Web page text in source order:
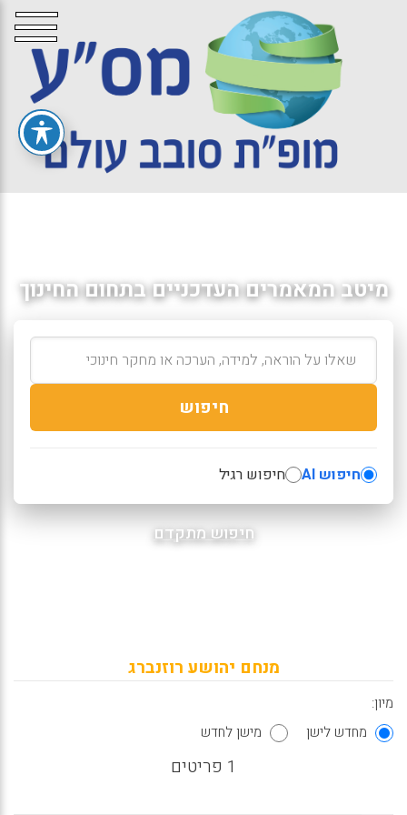
מיטב המאמרים העדכניים בתחום החינוך
חיפוש
חיפוש AI חיפוש רגיל
חיפוש מתקדם
מנחם יהושע רוזנברג
מיון:
מחדש לישן
מישן לחדש
1 פריטים